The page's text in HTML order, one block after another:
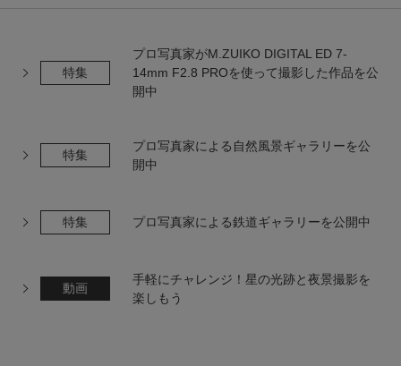
特集
プロ写真家がM.ZUIKO DIGITAL ED 7-
14mm F2.8 PROを使って撮影した作品を公
開中
特集
プロ写真家による自然風景ギャラリーを公
開中
特集 プロ写真家による鉄道ギャラリーを公開中
動画
手軽にチャレンジ！星の光跡と夜景撮影を
楽しもう